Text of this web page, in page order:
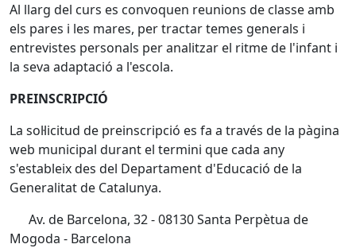
Al llarg del curs es convoquen reunions de classe amb
els pares i les mares, per tractar temes generals i
entrevistes personals per analitzar el ritme de l'infant i
la seva adaptació a l'escola.
PREINSCRIPCIÓ
La sol·licitud de preinscripció es fa a través de la pàgina
web municipal durant el termini que cada any
s'estableix des del Departament d'Educació de la
Generalitat de Catalunya.
Av. de Barcelona, 32 - 08130 Santa Perpètua de
Mogoda - Barcelona